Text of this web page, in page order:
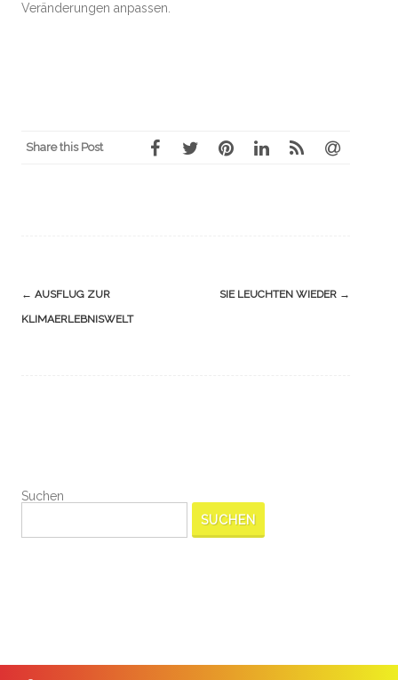
Veränderungen anpassen.
Share this Post
Navigation
(Beiträge)
← AUSFLUG ZUR
KLIMAERLEBNISWELT
SIE LEUCHTEN WIEDER →
Suchen
SUCHEN